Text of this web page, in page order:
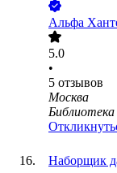
Альфа
5.0
•
5 отзывов
Москва
Наборщик